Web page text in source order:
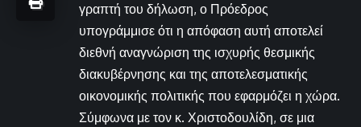
γραπτή του δήλωση, ο Πρόεδρος
υπογράμμισε ότι η απόφαση αυτή αποτελεί
διεθνή αναγνώριση της ισχυρής θεσμικής
διακυβέρνησης και της αποτελεσματικής
οικονομικής πολιτικής που εφαρμόζει η χώρα.
Σύμφωνα με τον κ. Χριστοδουλίδη, σε μια